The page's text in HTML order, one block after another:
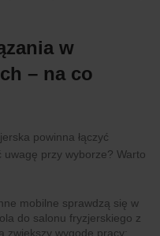
w
– na co
powinna łączyć
przy wyborze? Warto
mobilne sprawdzą się w
do salonu fryzjerskiego z
zwiększy wygodę pracy;